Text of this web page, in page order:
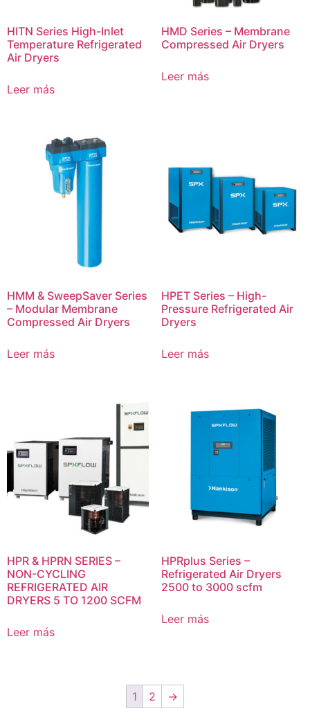
HITN Series High-Inlet
Temperature Refrigerated
Air Dryers
Leer más
HMD Series – Membrane
Compressed Air Dryers
Leer más
HMM & SweepSaver Series
– Modular Membrane
Compressed Air Dryers
Leer más
HPET Series – High-
Pressure Refrigerated Air
Dryers
Leer más
HPR & HPRN SERIES –
NON-CYCLING
REFRIGERATED AIR
DRYERS 5 TO 1200 SCFM
Leer más
HPRplus Series –
Refrigerated Air Dryers
2500 to 3000 scfm
Leer más
1 2 →